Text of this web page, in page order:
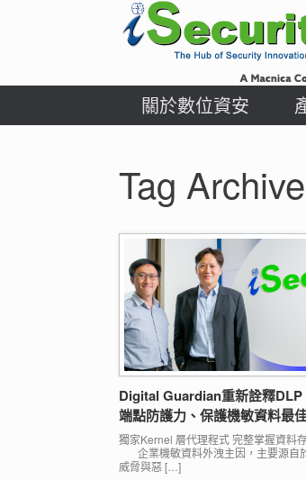
關於數位資安
Tag
Digital Guardian重新詮釋DLP
端點防護力、保護機敏資料最
獨家Kernel 層代理程式 完整掌握資料
企業機敏資料外洩主因，主要源自
威脅與惡 […]